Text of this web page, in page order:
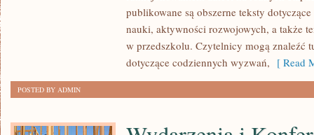
publikowane są obszerne teksty
nauki, aktywności rozwojowych, a także
w przedszkolu. Czytelnicy mogą znaleźć
dotyczące codziennych wyzwań, [ Read
POSTED BY ADMIN